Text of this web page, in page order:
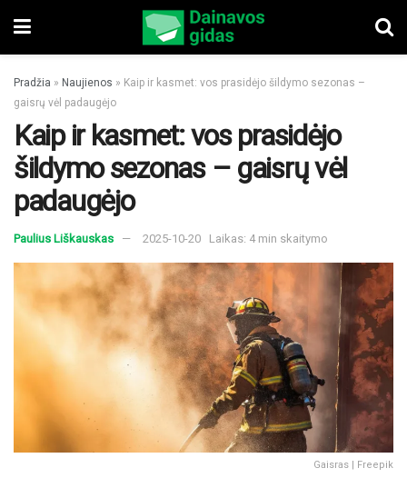
Pradžia » Naujienos » Kaip ir kasmet: vos prasidėjo šildymo sezonas –
gaisrų vėl padaugėjo
Kaip ir kasmet: vos prasidėjo
šildymo sezonas – gaisrų vėl
padaugėjo
Paulius Liškauskas 2025-10-20 Laikas: 4 min skaitymo
Gaisras | Freepik